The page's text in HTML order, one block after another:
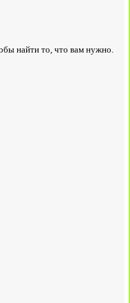
найти то, что вам нужно.